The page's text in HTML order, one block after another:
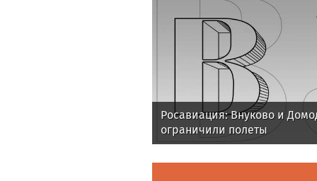
Росавиация: Внуково и
ограничили полеты